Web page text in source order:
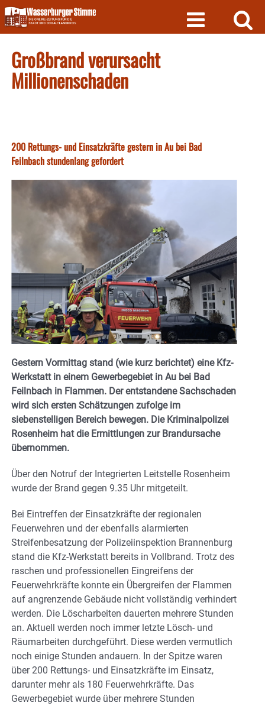
Skip
to
content
Großbrand verursacht
Millionenschaden
200 Rettungs- und Einsatzkräfte gestern in Au bei Bad
Feilnbach stundenlang gefordert
Gestern Vormittag stand (wie kurz berichtet) eine Kfz-
Werkstatt in einem Gewerbegebiet in Au bei Bad
Feilnbach in Flammen. Der entstandene Sachschaden
wird sich ersten Schätzungen zufolge im
siebenstelligen Bereich bewegen. Die Kriminalpolizei
Rosenheim hat die Ermittlungen zur Brandursache
übernommen.
Über den Notruf der Integrierten Leitstelle Rosenheim
wurde der Brand gegen 9.35 Uhr mitgeteilt.
Bei Eintreffen der Einsatzkräfte der regionalen
Feuerwehren und der ebenfalls alarmierten
Streifenbesatzung der Polizeiinspektion Brannenburg
stand die Kfz-Werkstatt bereits in Vollbrand. Trotz des
raschen und professionellen Eingreifens der
Feuerwehrkräfte konnte ein Übergreifen der Flammen
auf angrenzende Gebäude nicht vollständig verhindert
werden. Die Löscharbeiten dauerten mehrere Stunden
an. Aktuell werden noch immer letzte Lösch- und
Räumarbeiten durchgeführt. Diese werden vermutlich
noch einige Stunden andauern. In der Spitze waren
über 200 Rettungs- und Einsatzkräfte im Einsatz,
darunter mehr als 180 Feuerwehrkräfte. Das
Gewerbegebiet wurde über mehrere Stunden